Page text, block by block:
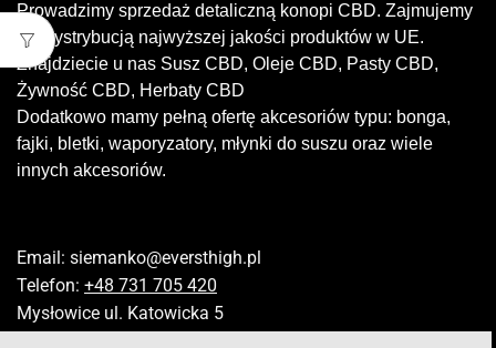
Prowadzimy sprzedaż detaliczną konopi CBD. Zajmujemy
się dystrybucją najwyższej jakości produktów w UE.
Znajdziecie u nas Susz CBD, Oleje CBD, Pasty CBD,
Żywność CBD, Herbaty CBD
Dodatkowo mamy pełną ofertę akcesoriów typu: bonga,
fajki, bletki, waporyzatory, młynki do suszu oraz wiele
innych akcesoriów.
Email: siemanko@eversthigh.pl
Telefon: +48 731 705 420
Mysłowice ul. Katowicka 5